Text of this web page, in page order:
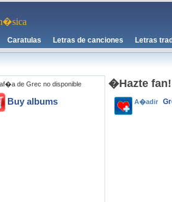
Caratulas Letras de canciones Letras
de Grec no disponible
Buy albums
�Hazte fan!
A�adir